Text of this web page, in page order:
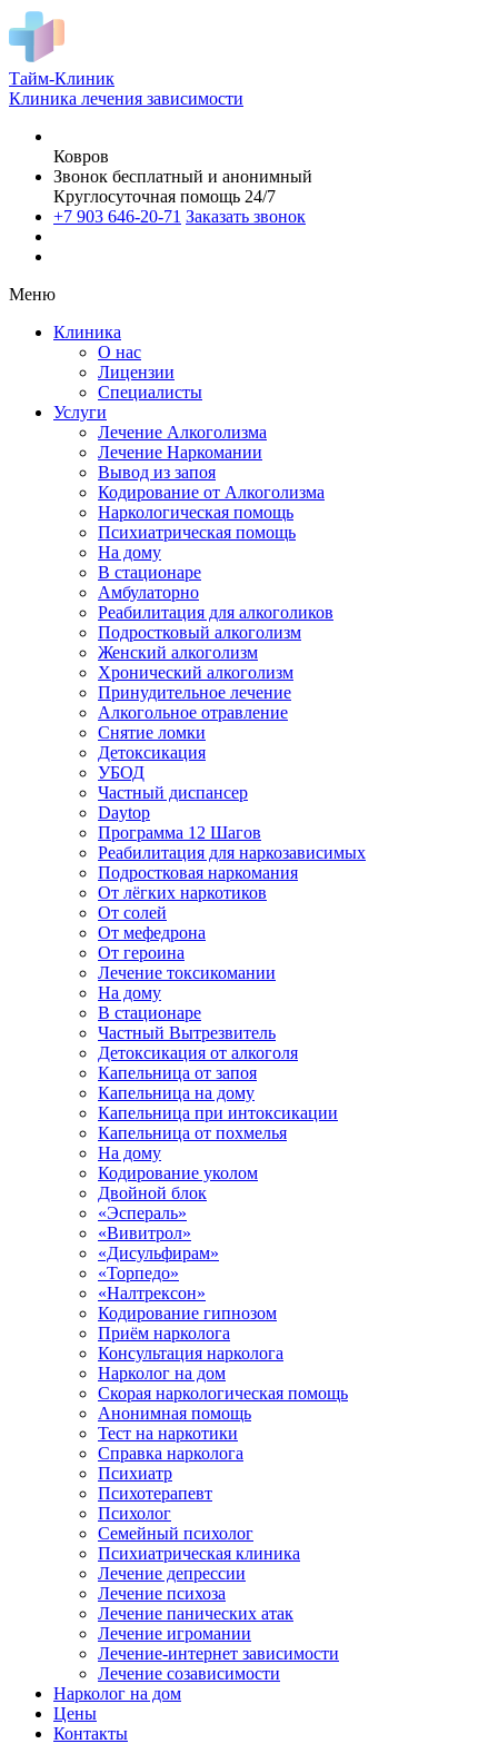
Тайм-Клиник
Клиника лечения зависимости
Ковров
Звонок бесплатный и анонимный
Круглосуточная помощь 24/7
+7 903 646-20-71 Заказать звонок
Меню
Клиника
О нас
Лицензии
Специалисты
Услуги
Лечение Алкоголизма
Лечение Наркомании
Вывод из запоя
Кодирование от Алкоголизма
Наркологическая помощь
Психиатрическая помощь
На дому
В стационаре
Амбулаторно
Реабилитация для алкоголиков
Подростковый алкоголизм
Женский алкоголизм
Хронический алкоголизм
Принудительное лечение
Алкогольное отравление
Снятие ломки
Детоксикация
УБОД
Частный диспансер
Daytop
Программа 12 Шагов
Реабилитация для наркозависимых
Подростковая наркомания
От лёгких наркотиков
От солей
От мефедрона
От героина
Лечение токсикомании
На дому
В стационаре
Частный Вытрезвитель
Детоксикация от алкоголя
Капельница от запоя
Капельница на дому
Капельница при интоксикации
Капельница от похмелья
На дому
Кодирование уколом
Двойной блок
«Эспераль»
«Вивитрол»
«Дисульфирам»
«Торпедо»
«Налтрексон»
Кодирование гипнозом
Приём нарколога
Консультация нарколога
Нарколог на дом
Скорая наркологическая помощь
Анонимная помощь
Тест на наркотики
Справка нарколога
Психиатр
Психотерапевт
Психолог
Семейный психолог
Психиатрическая клиника
Лечение депрессии
Лечение психоза
Лечение панических атак
Лечение игромании
Лечение-интернет зависимости
Лечение созависимости
Нарколог на дом
Цены
Контакты